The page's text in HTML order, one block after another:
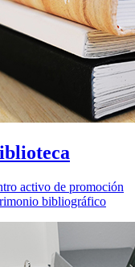
activo de promoción
bibliográfico